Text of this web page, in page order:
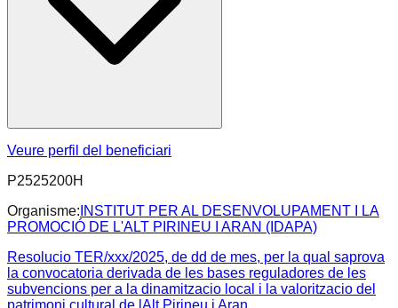
Veure perfil del beneficiari
P2525200H
Organisme: INSTITUT PER AL DESENVOLUPAMENT I LA
PROMOCIÓ DE L'ALT PIRINEU I ARAN (IDAPA)
Resolucio TER/xxx/2025, de dd de mes, per la qual saprova
la convocatoria derivada de les bases reguladores de les
subvencions per a la dinamitzacio local i la valoritzacio del